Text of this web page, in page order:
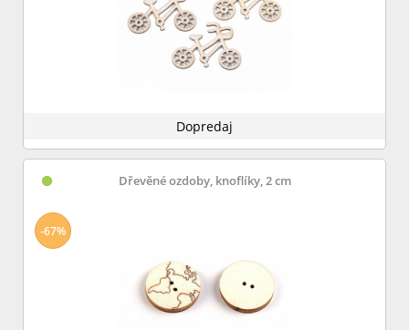
Dopredaj
Dřevěné ozdoby, knoflíky, 2 cm
-67%